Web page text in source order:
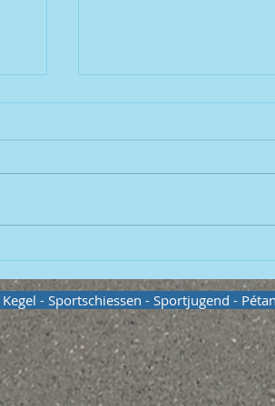
Fußball
- Sportschiessen - Sportjugend -